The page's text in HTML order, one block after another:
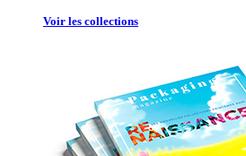
Voir les collections